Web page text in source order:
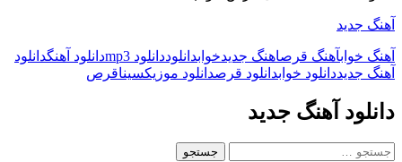
آهنگ جدید
آهنگ خوابآهنگ قرصاهنگ جدیدخوابدانلوددانلود mp3 دانلود آهنگدانلود
آهنگ جدیددانلود خوابدانلود قرصدانلود موزیکسیناقرص
دانلود آهنگ جدید
جستجو